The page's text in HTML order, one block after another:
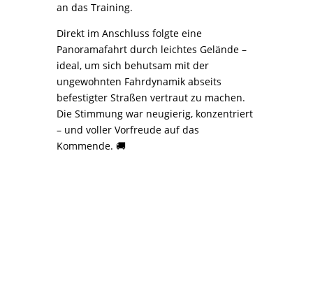
an das Training.
Direkt im Anschluss folgte eine
Panoramafahrt durch leichtes Gelände –
ideal, um sich behutsam mit der
ungewohnten Fahrdynamik abseits
befestigter Straßen vertraut zu machen.
Die Stimmung war neugierig, konzentriert
– und voller Vorfreude auf das
Kommende. 🚚